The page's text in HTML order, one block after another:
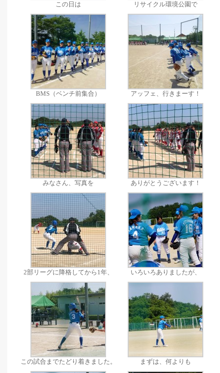
この日は リサイクル環境公園で
BMS（ベンチ前集合） アッフェ、行きまーす！
みなさん、写真を ありがとうございます！
2部リーグに降格してから1年、 いろいろありましたが、
この試合までたどり着きました。 まずは、何よりも